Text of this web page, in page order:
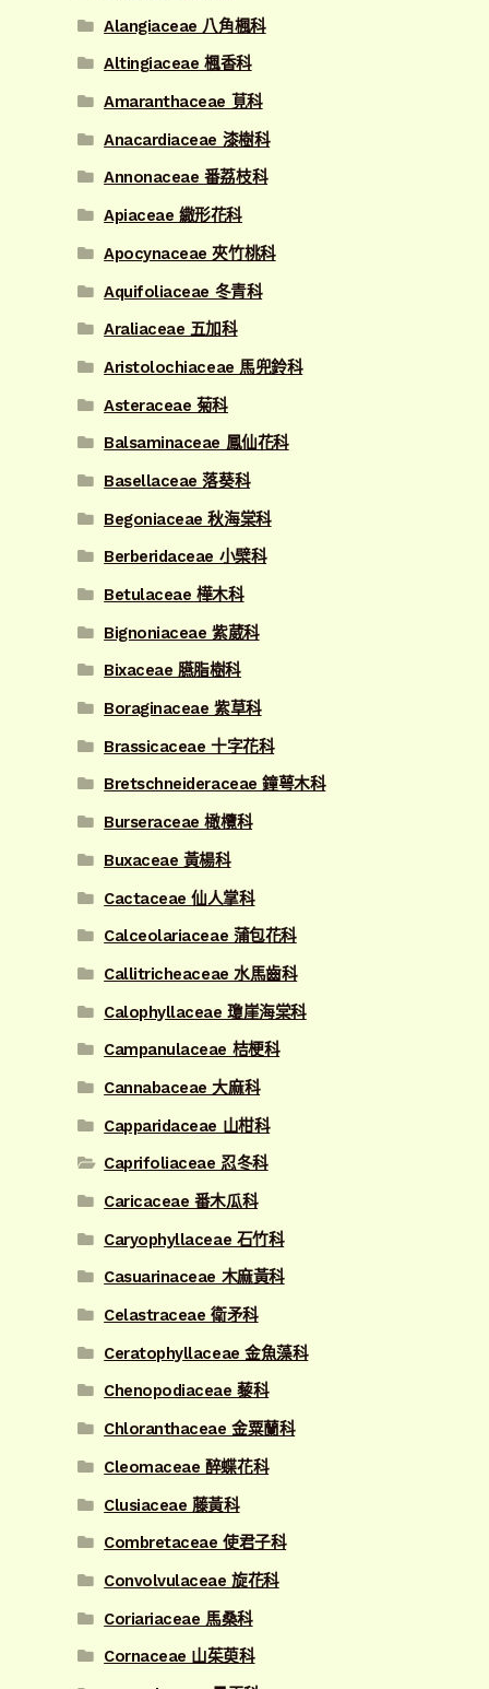
Alangiaceae 八角楓科
Altingiaceae 楓香科
Amaranthaceae 莧科
Anacardiaceae 漆樹科
Annonaceae 番荔枝科
Apiaceae 繖形花科
Apocynaceae 夾竹桃科
Aquifoliaceae 冬青科
Araliaceae 五加科
Aristolochiaceae 馬兜鈴科
Asteraceae 菊科
Balsaminaceae 鳳仙花科
Basellaceae 落葵科
Begoniaceae 秋海棠科
Berberidaceae 小檗科
Betulaceae 樺木科
Bignoniaceae 紫葳科
Bixaceae 臙脂樹科
Boraginaceae 紫草科
Brassicaceae 十字花科
Bretschneideraceae 鐘萼木科
Burseraceae 橄欖科
Buxaceae 黃楊科
Cactaceae 仙人掌科
Calceolariaceae 蒲包花科
Callitricheaceae 水馬齒科
Calophyllaceae 瓊崖海棠科
Campanulaceae 桔梗科
Cannabaceae 大麻科
Capparidaceae 山柑科
Caprifoliaceae 忍冬科
Caricaceae 番木瓜科
Caryophyllaceae 石竹科
Casuarinaceae 木麻黃科
Celastraceae 衛矛科
Ceratophyllaceae 金魚藻科
Chenopodiaceae 藜科
Chloranthaceae 金粟蘭科
Cleomaceae 醉蝶花科
Clusiaceae 藤黃科
Combretaceae 使君子科
Convolvulaceae 旋花科
Coriariaceae 馬桑科
Cornaceae 山茱萸科